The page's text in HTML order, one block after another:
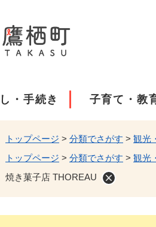
・手続き 子育て・教
トップページ > 分類でさがす > 観光
トップページ > 分類でさがす > 観光
焼き菓子店 THOREAU